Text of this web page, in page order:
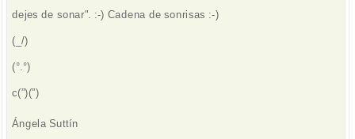
dejes de sonar". :-) Cadena de sonrisas :-)
(_/)
(°.°)
c(”)(”)
Ángela Suttín